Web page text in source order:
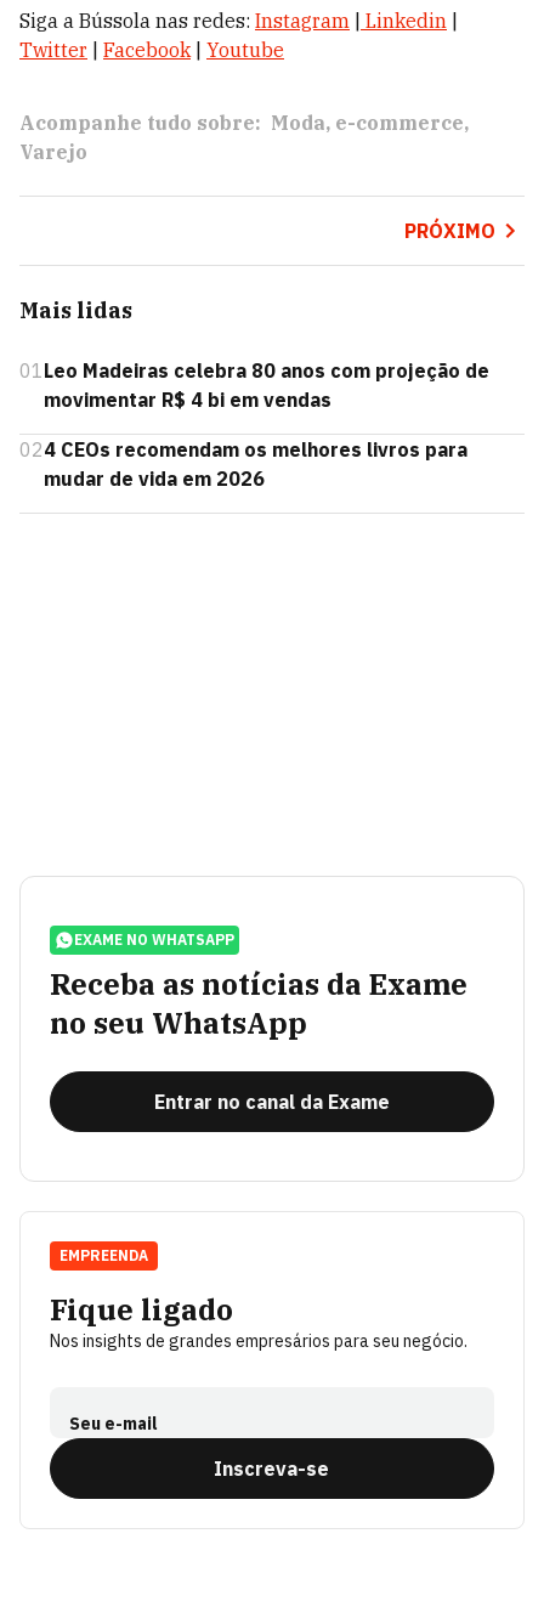
Siga a Bússola nas redes: Instagram Linkedin
Twitter
Facebook| Youtube
Acompanhe tudo sobre: Moda e-commerce
Varejo
PRÓXIMO
Mais lidas
01Leo Madeiras celebra 80 anos com projeção de
movimentar R$ 4 bi em vendas
024 CEOs recomendam os melhores livros para
mudar de vida em 2026
EXAME NO WHATSAPP
Receba as notícias da Exame
no seu WhatsApp
Entrar no canal da Exame
Fique ligado
Nos insights de grandes empresários para seu negócio.
Seu e-mail
Inscreva-se
EMPREENDA